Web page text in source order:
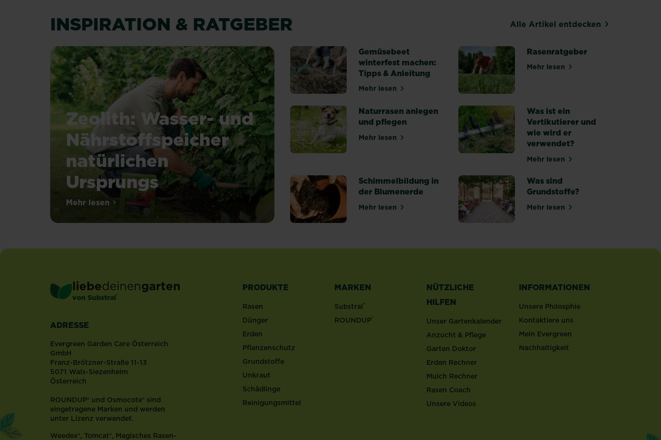
INSPIRATION & RATGEBER Alle Artikel entdecken
Zeolith: Wasser- und
Nährstoffspeicher
natürlichen
Ursprungs
Unserere
unter
ein
Mineral
Ursprungs,
welches
zum
Beispiel
in
vulkanischem
Gestein
zu
finden
ist.
Mehr lesenüber Zeolith: Wasser- und Nährstoffspeicher natürlichen Ursprungs
Gemüsebeet
winterfest machen:
Tipps & Anleitung
Mehr lesenüber Gemüsebeet winterfest machen: Tipps & Anleitung
Rasenratgeber
Mehr lesenüber Rasenratgeber
Naturrasen anlegen
und pflegen
Mehr lesenüber Naturrasen anlegen und pflegen
Was ist ein
Vertikutierer und
wie wird er
verwendet?
Mehr lesenüber Was ist ein Vertikutierer
Schimmelbildung in
der Blumenerde
Mehr lesenüber Schimmelbildung in der Blumenerde
Was sind
Grundstoffe?
Mehr lesenüber Was sind Grundstoffe?
liebedeinengarten
von Substral®
ADRESSE
Evergreen Garden Care Österreich
GmbH
Franz-Brötzner-Straße 11-13
5071 Wals-Siezenheim
Österreich
ROUNDUP® und Osmocote® sind
eingetragene Marken und werden
unter Lizenz verwendet.
Weedex®, Tomcat®, Magisches Rasen-
PRODUKTE
Rasen
Dünger
Erden
Pflanzenschutz
Grundstoffe
Unkraut
Schädlinge
Reinigungsmittel
MARKEN
Substral®
ROUNDUP®
NÜTZLICHE
HILFEN
Unser Gartenkalender
Anzucht & Pflege
Garten Doktor
Erden Rechner
Mulch Rechner
Rasen Coach
Unsere Videos
INFORMATIONEN
Unsere Philosphie
Kontaktiere uns
Mein Evergreen
Nachhaltigkeit